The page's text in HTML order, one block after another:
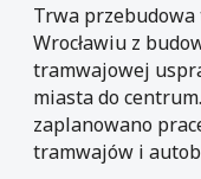
Trwa
Wrocławiu z
tramwajowej
miasta do
zaplanowano
tramwajów i